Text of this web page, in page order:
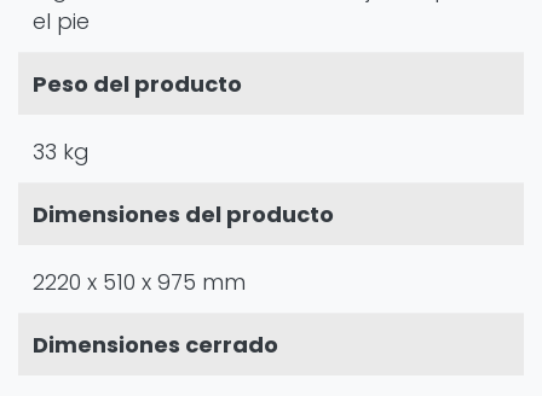
el pie
Peso del producto
33 kg
Dimensiones del producto
2220 x 510 x 975 mm
Dimensiones cerrado